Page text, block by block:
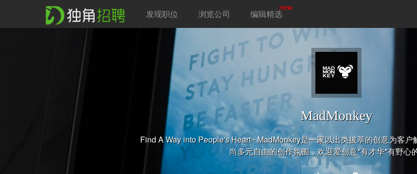
发现职位 浏览公司 编辑精选
new
MadMonkey
Find A Way into People's Heart~ MadMonkey是一家以出类拔萃的创意为客
尚多元自由的创作氛围，欢迎爱创意*有才华*有野心